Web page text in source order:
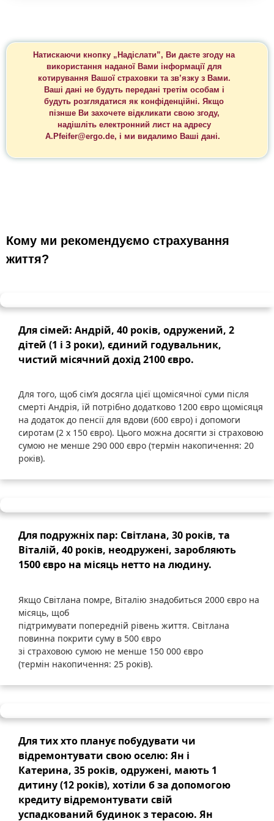
Натискаючи кнопку „ Надіслати”, Ви даєте згоду на
використання наданої Вами інформації для
котирування Вашої страховки та зв’язкуз Вами.
Ваші дані не будуть передані третім особам і
будуть розглядатися як конфіденційні. Якщо
пізнше Ви захочете відкликати свою згоду,
надішліть електронний лист на адресу
A.Pfeifer@ergo.de, і ми видалимо Ваші дані.
Кому ми рекомендуємо страхування
життя?
Длясімей: Андрій, 40 років, одружений, 2
дітей (1 і 3 роки), єдиний годувальник,
чистий місячний дохід2100євро.
Для того, щоб сім’я досягла цієї щомісячної суми після
смерті Андрія, їй потрібно додатково 1200 євро щомісяця
на додаток до пенсії для вдови (600 євро) і допомоги
сиротам (2 x 150 євро). Цього можна досягти зі страховою
сумою не менше 290 000 євро (термін накопичення: 20
років).
Для подружніх пар: Світлана, 30 років, та
Віталій, 40 років, неодружені, заробляють
1500 євро на місяць нетто на людину.
Якщо Світлана помре, Віталію знадобиться 2000 євро на
місяць, щоб
підтримувати попередній рівень життя. Світлана
повинна покрити суму в 500 євро
зі страховою сумою не менше 150 000 євро
(термін накопичення: 25 років).
Длятиххто планує побудувати чи
відремонтувати своюоселю: Ян і
Катерина, 35 років, одружені, мають 1
дитину(12 років), хотіли бза допомогою
кредиту відремонтувати свій
успадкований будинокзтерасою. Ян